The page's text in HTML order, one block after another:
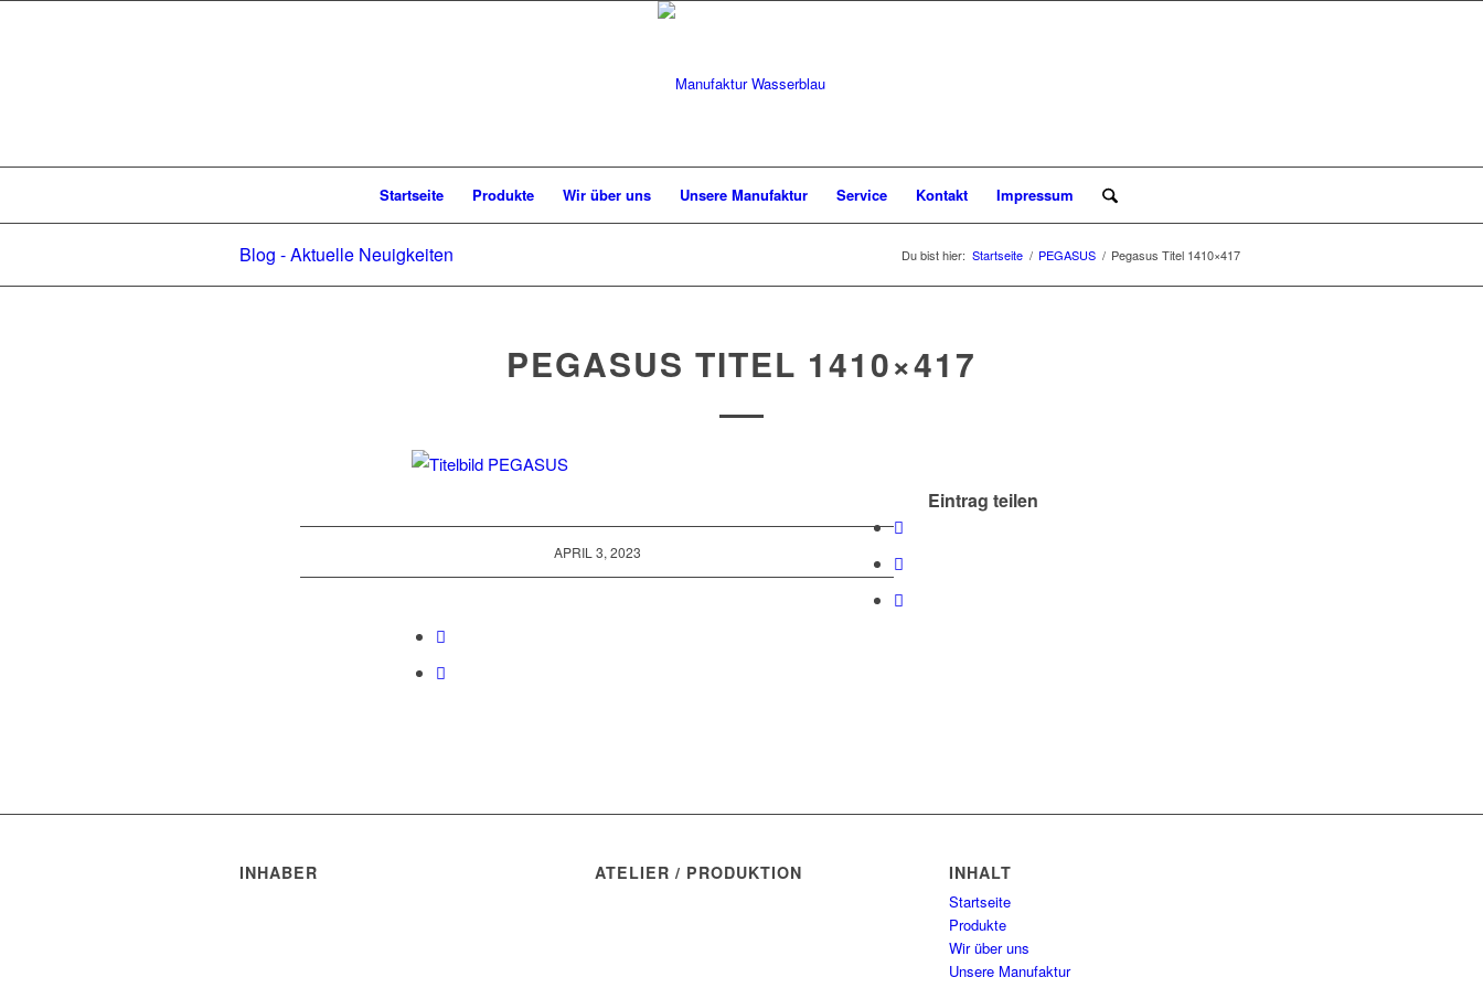
Startseite Produkte Wir über uns Unsere Manufaktur Service Kontakt Impressum
Blog - Aktuelle Neuigkeiten Du bist hier: Startseite / PEGASUS / Pegasus Titel 1410×417
PEGASUS TITEL 1410×417
APRIL 3, 2023
Eintrag teilen
INHABER ATELIER / PRODUKTION INHALT
Startseite
Produkte
Wir über uns
Unsere Manufaktur